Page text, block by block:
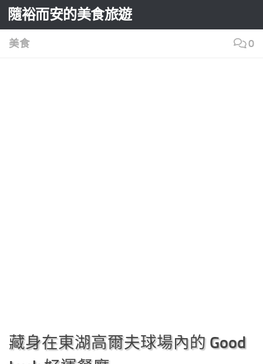
Skip to content
隨裕而安的美食旅遊
美食 0
藏身在東湖高爾夫球場內的 Good